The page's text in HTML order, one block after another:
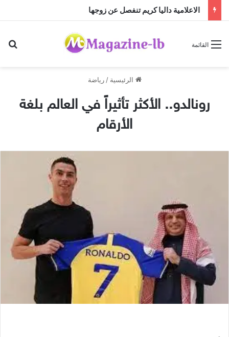
الاعلامية داليا كريم تنفصل عن زوجها
القائمة
الرئيسية / رياضة
رونالدو.. الأكثر تأثيراً في العالم بلغة
الأرقام